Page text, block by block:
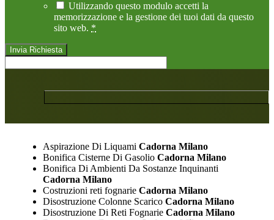
Utilizzando questo modulo accetti la
memorizzazione e la gestione dei tuoi dati da questo
sito web. *
Aspirazione Di Liquami Cadorna Milano
Bonifica Cisterne Di GasolioCadorna Milano
Bonifica Di Ambienti Da Sostanze Inquinanti
Cadorna Milano
Costruzioni reti fognarieCadorna Milano
Disostruzione Colonne ScaricoCadorna Milano
Disostruzione Di Reti FognarieCadorna Milano